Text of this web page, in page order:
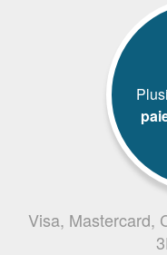
Visa, Mastercard,